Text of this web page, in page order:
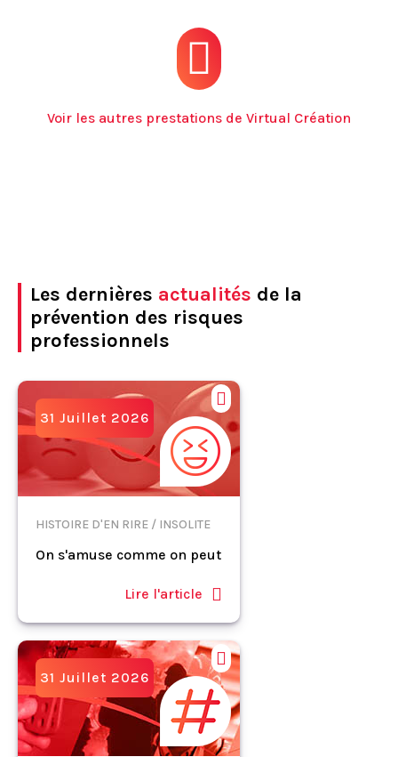
Voir les autres prestations de Virtual Création
Les dernières actualités de la
prévention des risques
professionnels
31 Juillet 2026
HISTOIRE D'EN RIRE / INSOLITE
On s'amuse comme on peut
Lire l'article
31 Juillet 2026